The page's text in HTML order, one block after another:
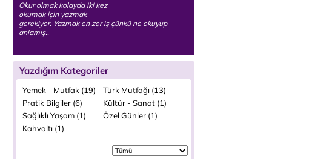
Okur olmak kolayda iki kez
okumak için yazmak
gerekiyor. Yazmak en zor iş çünkü ne okuyup
anlamış..
Yazdığım Kategoriler
Yemek - Mutfak (19)
Türk Mutfağı (13)
Pratik Bilgiler (6)
Kültür - Sanat (1)
Sağlıklı Yaşam (1)
Özel Günler (1)
Kahvaltı (1)